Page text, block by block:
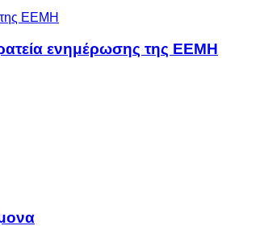
ενημέρωσης της ΕΕΜΗ